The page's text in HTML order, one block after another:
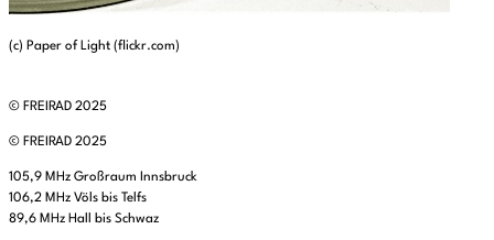
(c) Paper of Light (flickr.com)
© FREIRAD 2025
© FREIRAD 2025
105,9 MHz Großraum Innsbruck
106,2 MHz Völs bis Telfs
89,6 MHz Hall bis Schwaz